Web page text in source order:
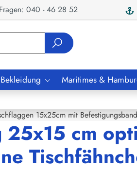
040 - 46 28 52
Maritimes &
15x25cm mit
25x15 cm